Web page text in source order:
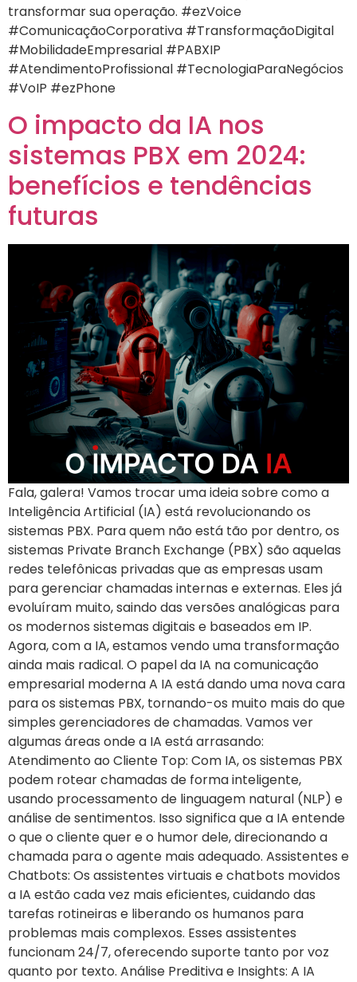
transformar sua operação. #ezVoice
#ComunicaçãoCorporativa #TransformaçãoDigital
#MobilidadeEmpresarial #PABXIP
#AtendimentoProfissional #TecnologiaParaNegócios
#VoIP #ezPhone
O impacto da IA nos
sistemas PBX em 2024:
benefícios e tendências
futuras
Fala, galera! Vamos trocar uma ideia sobre como a
Inteligência Artificial (IA) está revolucionando os
sistemas PBX. Para quem não está tão por dentro, os
sistemas Private Branch Exchange (PBX) são aquelas
redes telefônicas privadas que as empresas usam
para gerenciar chamadas internas e externas. Eles já
evoluíram muito, saindo das versões analógicas para
os modernos sistemas digitais e baseados em IP.
Agora, com a IA, estamos vendo uma transformação
ainda mais radical. O papel da IA na comunicação
empresarial moderna A IA está dando uma nova cara
para os sistemas PBX, tornando-os muito mais do que
simples gerenciadores de chamadas. Vamos ver
algumas áreas onde a IA está arrasando:
Atendimento ao Cliente Top: Com IA, os sistemas PBX
podem rotear chamadas de forma inteligente,
usando processamento de linguagem natural (NLP) e
análise de sentimentos. Isso significa que a IA entende
o que o cliente quer e o humor dele, direcionando a
chamada para o agente mais adequado. Assistentes e
Chatbots: Os assistentes virtuais e chatbots movidos
a IA estão cada vez mais eficientes, cuidando das
tarefas rotineiras e liberando os humanos para
problemas mais complexos. Esses assistentes
funcionam 24/7, oferecendo suporte tanto por voz
quanto por texto. Análise Preditiva e Insights: A IA